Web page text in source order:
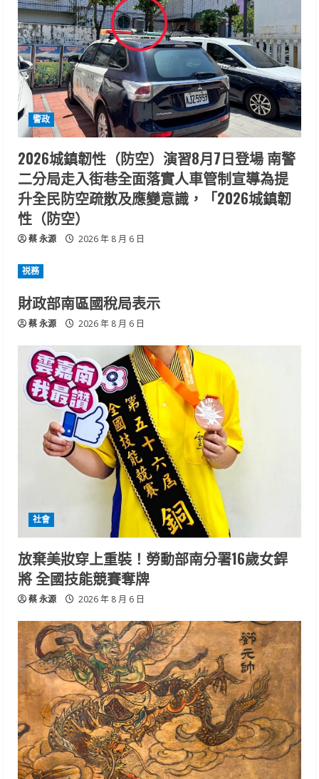
警政
2026城鎮韌性（防空）演習8月7日登場 南警
二分局走入街巷全面落實人車管制宣導為提
升全民防空疏散及應變意識，「2026城鎮韌
性（防空）
蔡 永源 2026 年 8 月 6 日
祱務
財政部南區國稅局表示
蔡 永源 2026 年 8 月 6 日
社會
放棄美妝穿上重裝！勞動部南分署16歲女銲
將 全國技能競賽奪牌
蔡 永源 2026 年 8 月 6 日